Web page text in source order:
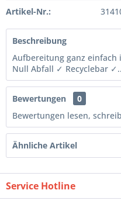
Artikel-Nr.:
Beschreibung
Aufbereitung ganz einfach
Null Abfall ✓ Recyclebar
Bewertungen
0
Bewertungen lesen,
Ähnliche Artikel
Service Hotline